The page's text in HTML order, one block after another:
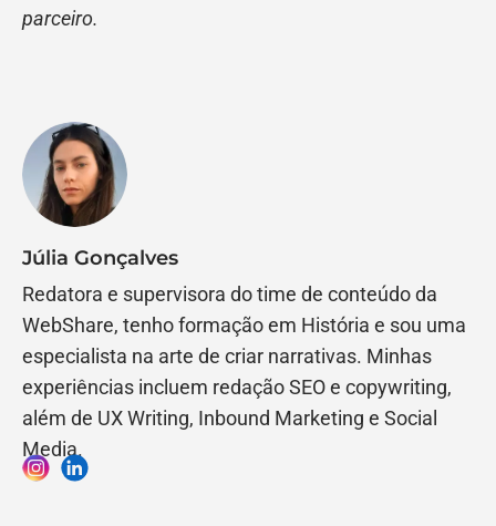
parceiro.
Júlia Gonçalves
Redatora e supervisora do time de conteúdo da
WebShare, tenho formação em História e sou uma
especialista na arte de criar narrativas. Minhas
experiências incluem redação SEO e copywriting,
além de UX Writing, Inbound Marketing e Social
Media.